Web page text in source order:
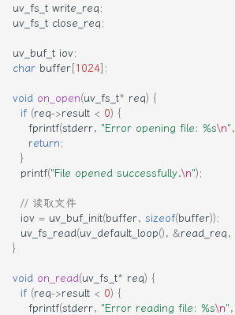
uv_fs_t write_req;
uv_fs_t close_req;
uv_buf_t iov;
char buffer[1024];
void on_open(uv_fs_t* req) {
if (req->result < 0) {
fprintf(stderr, "Error opening file: %s\n",
return;
}
printf("File opened successfully.\n");
// 读取文件
iov = uv_buf_init(buffer, sizeof(buffer));
uv_fs_read(uv_default_loop(), &read_req,
}
void on_read(uv_fs_t* req) {
if (req->result < 0) {
fprintf(stderr, "Error reading file: %s\n",